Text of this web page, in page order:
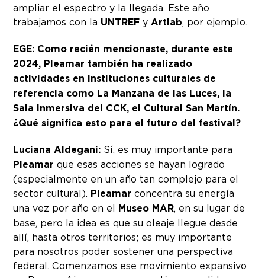
ampliar el espectro y la llegada. Este año
trabajamos con la UNTREF y Artlab, por ejemplo.
EGE: Como recién mencionaste, durante este
2024, Pleamar también ha realizado
actividades en instituciones culturales de
referencia como La Manzana de las Luces, la
Sala Inmersiva del CCK, el Cultural San Martín.
¿Qué significa esto para el futuro del festival?
Luciana Aldegani: Sí, es muy importante para
Pleamar que esas acciones se hayan logrado
(especialmente en un año tan complejo para el
sector cultural). Pleamar concentra su energía
una vez por año en el Museo MAR, en su lugar de
base, pero la idea es que su oleaje llegue desde
allí, hasta otros territorios; es muy importante
para nosotros poder sostener una perspectiva
federal. Comenzamos ese movimiento expansivo